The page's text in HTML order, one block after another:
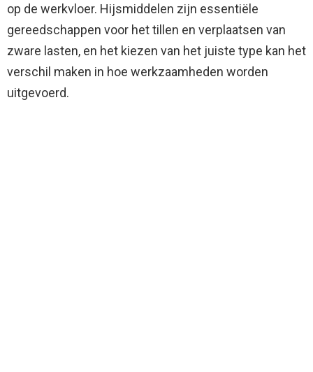
op de werkvloer. Hijsmiddelen zijn essentiële
gereedschappen voor het tillen en verplaatsen van
zware lasten, en het kiezen van het juiste type kan het
verschil maken in hoe werkzaamheden worden
uitgevoerd.